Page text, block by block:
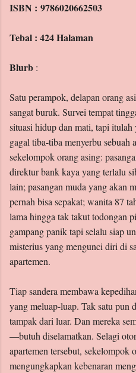
ISBN : 9786020662503
Tebal : 424 Halaman
Blurb :
Satu perampok, delapan orang
sangat buruk. Survei tempat
situasi hidup dan mati, tapi
gagal tiba-tiba menyerbu sebuah
sekelompok orang asing:
direktur bank kaya yang terlalu
lain; pasangan muda yang akan
pernah bisa sepakat; wanita 87
lama hingga tak takut todongan
gampang panik tapi selalu siap
misterius yang mengunci diri di
apartemen.
Tiap sandera membawa
yang meluap-luap. Tak satu pun
tampak dari luar. Dan mereka
—butuh diselamatkan. Selagi
apartemen tersebut, sekelompok
mengungkapkan kebenaran